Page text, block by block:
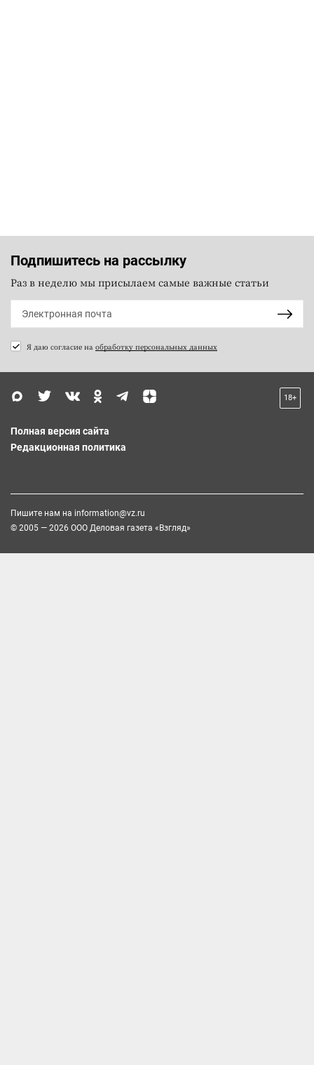
Подпишитесь на рассылку
Раз в неделю мы присылаем самые важные статьи
Я даю согласие на обработку персональных данных
18+
Полная версия сайта
Редакционная политика
Пишите нам на information@vz.ru
© 2005 — 2026 ООО Деловая газета «Взгляд»